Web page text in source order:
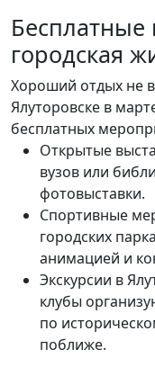
городская
Хороший отдых не
Ялуторовске в
бесплатных
Открытые
вузов или
фотовыставки.
Спортивные
городских
анимацией и
Экскурсии в
клубы
по
поближе.